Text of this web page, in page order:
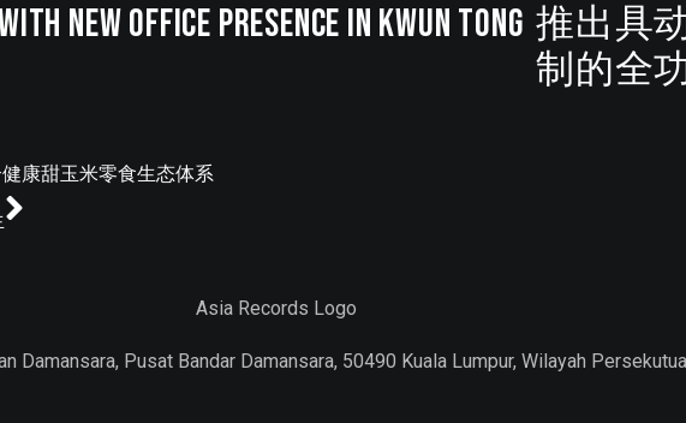
New Office Presence in Kwun Tong 推出具
制的全
康甜玉米零食生态体系
Damansara, Pusat Bandar Damansara, 50490 Kuala Lumpur, Wilayah